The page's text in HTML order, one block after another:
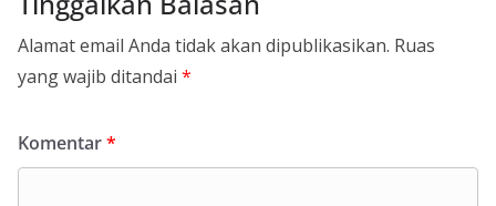
Alamat email Anda tidak akan dipublikasikan. Ruas
yang wajib ditandai *
Komentar*